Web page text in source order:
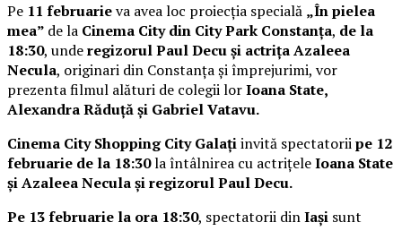
Pe 11 februarieva avea loc proiecția specială „În pielea
mea” de la Cinema City din City Park Constanța, de la
18:30, underegizorul Paul Decu și actrița Azaleea
Necula, originari din Constanța și împrejurimi, vor
prezenta filmul alături de colegii lorIoana State,
Alexandra Răduță și Gabriel Vatavu.
Cinema City Shopping City Galațiinvită spectatoriipe 12
februarie de la 18:30la întâlnirea cu actrițeleIoana State
și Azaleea Necula și regizorul Paul Decu.
Pe 13 februarie la ora 18:30, spectatorii dinIași sunt